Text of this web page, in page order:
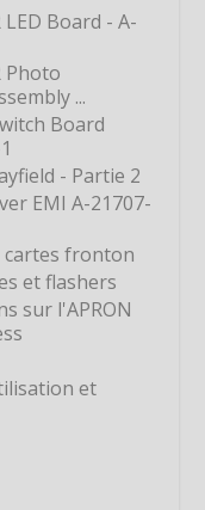
Board - A-
Photo
...
Board
- Partie 2
EMI A-21707-
cartes fronton
et flashers
sur l'APRON
et